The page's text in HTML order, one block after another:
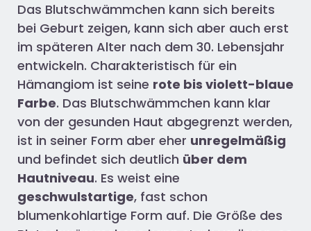
Das Blutschwämmchen kann sich bereits
bei Geburt zeigen, kann sich aber auch erst
im späteren Alter nach dem 30. Lebensjahr
entwickeln. Charakteristisch für ein
Hämangiom ist seine rote bis violett-blaue
Farbe. Das Blutschwämmchen kann klar
von der gesunden Haut abgegrenzt werden,
ist in seiner Form aber eher unregelmäßig
und befindet sich deutlich über dem
Hautniveau. Es weist eine
geschwulstartige, fast schon
blumenkohlartige Form auf. Die Größe des